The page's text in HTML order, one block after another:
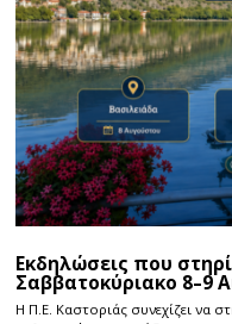
Εκδηλώσεις που
Σαββατοκύριακο 8–9
Η Π.E. Καστοριάς συνεχίζει να